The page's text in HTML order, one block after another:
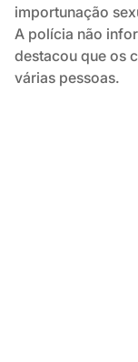
importunação
A polícia não
destacou que os
várias pessoas.